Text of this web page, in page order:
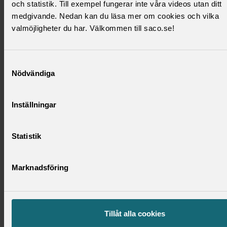
och statistik. Till exempel fungerar inte våra videos utan ditt
medgivande. Nedan kan du läsa mer om cookies och vilka
valmöjligheter du har. Välkommen till saco.se!
Nödvändiga
Inställningar
Statistik
Marknadsföring
Tillåt alla cookies
Tibor Muhi Sveriges Ingenjörer
tibor.muhi@edu.stockholm.se
Weronica Rydoff
karriären (slf.se)
08-508 32 850
Anna Yttergård
Sveriges Psykologförbund
anna.yttergard@edu.stockholm.se